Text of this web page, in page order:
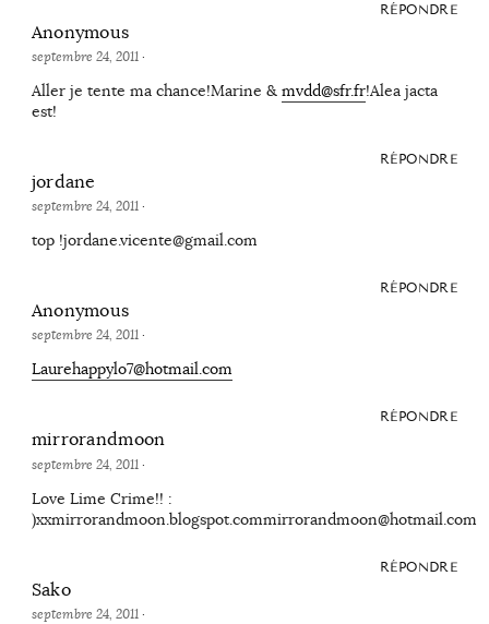
RÉPONDRE
Anonymous
septembre 24, 2011·
Aller je tente ma chance!Marine & mvdd@sfr.fr!Alea jacta
est!
RÉPONDRE
jordane
septembre 24, 2011·
top !jordane.vicente@gmail.com
RÉPONDRE
Anonymous
septembre 24, 2011·
Laurehappylo7@hotmail.com
RÉPONDRE
mirrorandmoon
septembre 24, 2011·
Love Lime Crime!! :
)xxmirrorandmoon.blogspot.commirrorandmoon@hotmail.com
RÉPONDRE
Sako
septembre 24, 2011·